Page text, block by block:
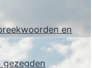
en
gezegden